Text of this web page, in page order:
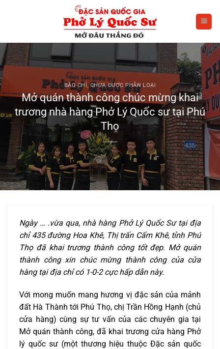
dung
BÁO CHÍ,CHƯA ĐƯỢC PHÂN LOẠI
Mở quán thành công chúc mừng khai
trương nhà hàng Phở Lý Quốc sư tại Phú
Thọ
Ngày … .vừa qua, nhà hàng Phở Lý Quốc Sư tại địa
chỉ 435 đường Hoa Khê, Thị trấn Cẩm Khê, tỉnh Phú
Thọ đã khai trương thành công tốt đẹp. Mở quán
thành công xin chúc mừng thành công của cửa
hàng tại địa chỉ có 1-0-2 cực hấp dẫn này.
Với mong muốn mang hương vị đặc sản của mảnh
đất Hà Thành tới Phú Thọ, chị Trần Hồng Hạnh (chủ
cửa hàng) cùng sự tư vấn của các chuyên gia tại
Mở quán thành công, đã khai trương cửa hàng Phở
lý quốc sư (một thương hiệu thuộc Đặc sản quốc